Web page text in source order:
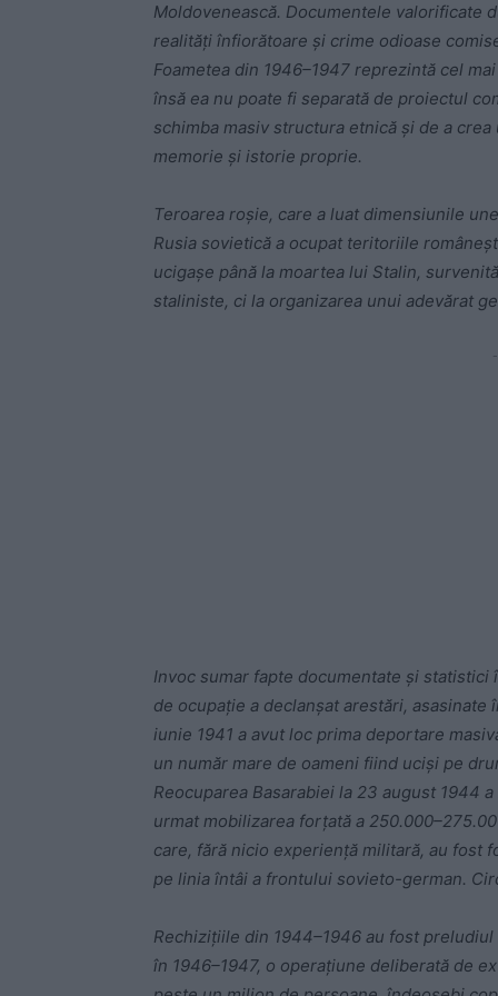
Moldovenească. Documentele valorificate
realități înfiorătoare și crime odioase
Foametea din 1946–1947 reprezintă cel
însă ea nu poate fi separată de proiectul
schimba masiv structura etnică și de a
memorie și istorie proprie.
Teroarea roșie, care a luat dimensiunile
Rusia sovietică a ocupat teritoriile
ucigașe până la moartea lui Stalin,
staliniste, ci la organizarea unui adevărat
Invoc sumar fapte documentate și
de ocupație a declanșat arestări, asasinate
iunie 1941 a avut loc prima deportare
un număr mare de oameni fiind uciși pe
Reocuparea Basarabiei la 23 august 1944
urmat mobilizarea forțată a
care, fără nicio experiență militară, au fost
pe linia întâi a frontului sovieto-german.
Rechizițiile din 1944–1946 au fost
în 1946–1947, o operațiune deliberată de